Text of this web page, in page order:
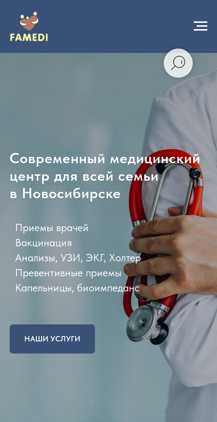
Современный медицинский
центр для всей семьи
в Новосибирске
• Приемы врачей
• Вакцинация
• Анализы, УЗИ, ЭКГ, Холтер
• Превентивные приемы
• Капельницы, биоимпеданс
НАШИ УСЛУГИ